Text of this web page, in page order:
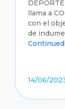
llama a
con el
de
Continued
14/06/